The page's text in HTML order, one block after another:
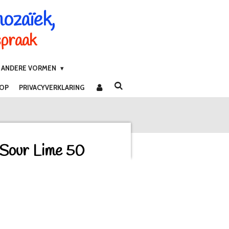
ANDERE VORMEN
PRIVACYVERKLARING
Lime 50